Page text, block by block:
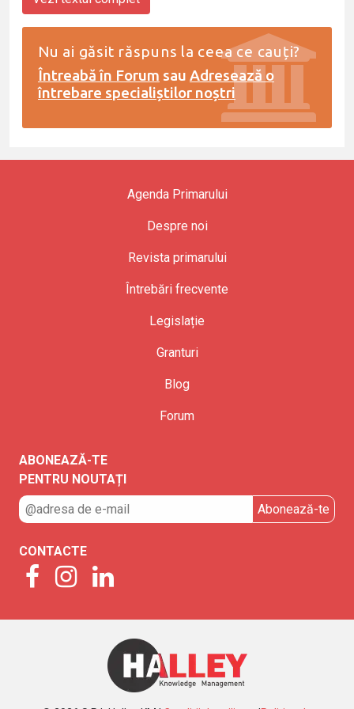
Nu ai găsit răspuns la ceea ce cauți?
Întreabă în Forum sau Adresează o
întrebare specialiștilor noștri
Agenda Primarului
Despre noi
Revista primarului
Întrebări frecvente
Legislație
Granturi
Blog
Forum
ABONEAZĂ-TE
PENTRU NOUTAȚI
CONTACTE